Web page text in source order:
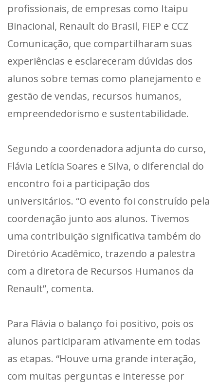
profissionais, de empresas como Itaipu
Binacional, Renault do Brasil, FIEP e CCZ
Comunicação, que compartilharam suas
experiências e esclareceram dúvidas dos
alunos sobre temas como planejamento e
gestão de vendas, recursos humanos,
empreendedorismo e sustentabilidade.
Segundo a coordenadora adjunta do curso,
Flávia Letícia Soares e Silva, o diferencial do
encontro foi a participação dos
universitários. “O evento foi construído pela
coordenação junto aos alunos. Tivemos
uma contribuição significativa também do
Diretório Acadêmico, trazendo a palestra
com a diretora de Recursos Humanos da
Renault”, comenta.
Para Flávia o balanço foi positivo, pois os
alunos participaram ativamente em todas
as etapas. “Houve uma grande interação,
com muitas perguntas e interesse por